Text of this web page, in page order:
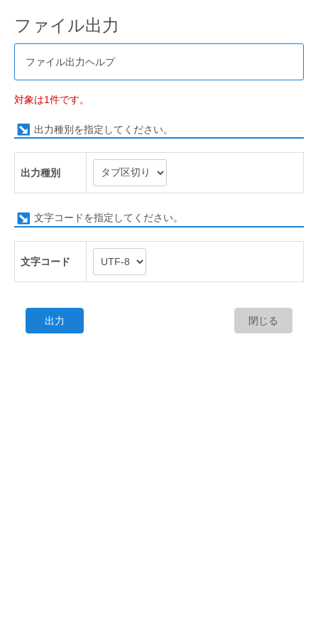
ファイル出力
ファイル出力ヘルプ
対象は1件です。
出力種別を指定してください。
出力種別
文字コードを指定してください。
文字コード